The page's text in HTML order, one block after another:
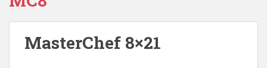
MasterChef 8×21